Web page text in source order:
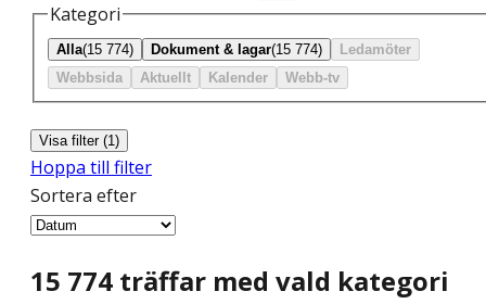
Kategori
Alla(15 774) Dokument & lagar(15 774)
Ledamöter
Webbsida
Aktuellt Kalender Webb-tv
Visa filter (1)
Hoppa till filter
Sortera efter
15 774 träffar med vald kategori